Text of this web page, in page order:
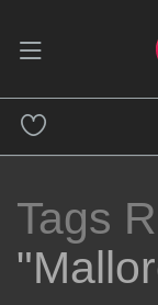
Tags